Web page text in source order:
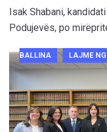
Isak Shabani,
Podujevës, po
BALLINA LAJME